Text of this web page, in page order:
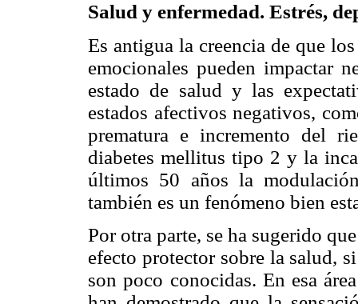
Salud y enfermedad. Estrés,
Es antigua la creencia de que
emocionales pueden impactar
estado de salud y las
estados afectivos negativos,
prematura e incremento del
diabetes mellitus tipo 2 y la
últimos 50 años la
también es un fenómeno bien
Por otra parte, se ha sugerido
efecto protector sobre la salud,
son poco conocidas. En esa